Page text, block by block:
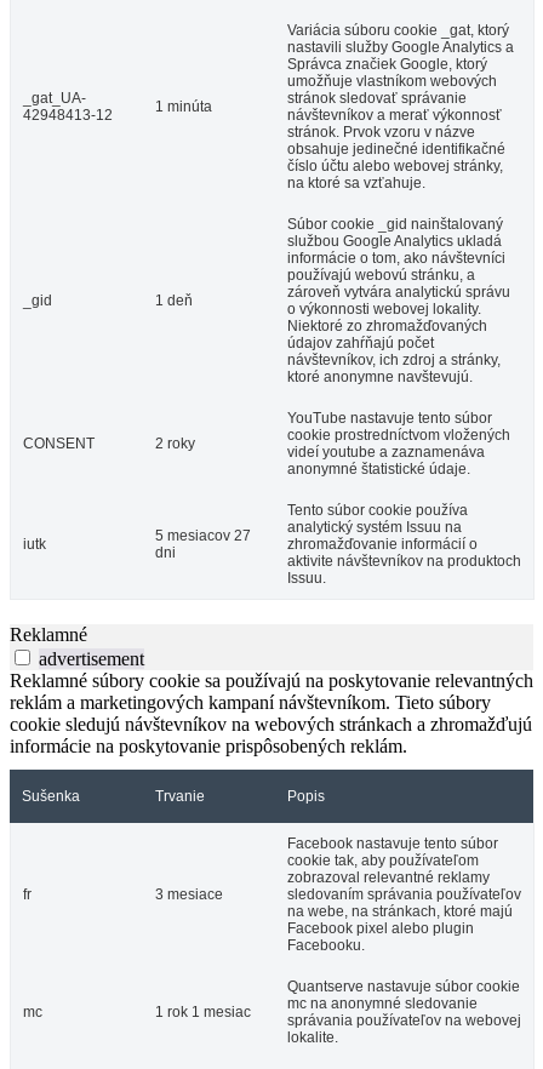
_gat_UA-
42948413-12
1 minúta
Variácia súboru cookie _gat, ktorý
nastavili služby Google Analytics a
Správca značiek Google, ktorý
umožňuje vlastníkom webových
stránok sledovať správanie
návštevníkov a merať výkonnosť
stránok. Prvok vzoru v názve
obsahuje jedinečné identifikačné
číslo účtu alebo webovej stránky,
na ktoré sa vzťahuje.
_gid 1 deň
Súbor cookie _gid nainštalovaný
službou Google Analytics ukladá
informácie o tom, ako návštevníci
používajú webovú stránku, a
zároveň vytvára analytickú správu
o výkonnosti webovej lokality.
Niektoré zo zhromažďovaných
údajov zahŕňajú počet
návštevníkov, ich zdroj a stránky,
ktoré anonymne navštevujú.
CONSENT 2 roky
YouTube nastavuje tento súbor
cookie prostredníctvom vložených
videí youtube a zaznamenáva
anonymné štatistické údaje.
iutk
5 mesiacov 27
dni
Tento súbor cookie používa
analytický systém Issuu na
zhromažďovanie informácií o
aktivite návštevníkov na produktoch
Issuu.
Reklamné
advertisement
Reklamné súbory cookie sa používajú na poskytovanie relevantných
reklám a marketingových kampaní návštevníkom. Tieto súbory
cookie sledujú návštevníkov na webových stránkach a zhromažďujú
informácie na poskytovanie prispôsobených reklám.
Sušenka Trvanie Popis
fr 3 mesiace
Facebook nastavuje tento súbor
cookie tak, aby používateľom
zobrazoval relevantné reklamy
sledovaním správania používateľov
na webe, na stránkach, ktoré majú
Facebook pixel alebo plugin
Facebooku.
mc 1 rok 1 mesiac
Quantserve nastavuje súbor cookie
mc na anonymné sledovanie
správania používateľov na webovej
lokalite.